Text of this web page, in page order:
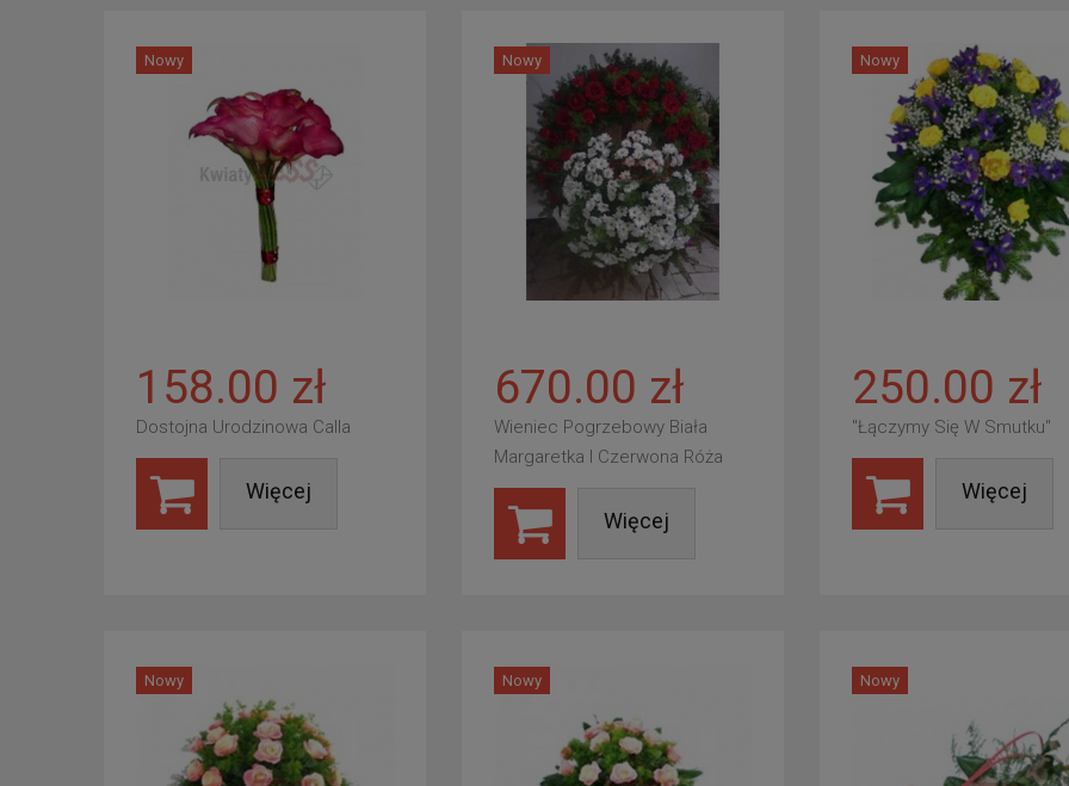
Nowy
158.00 zł
Dostojna Urodzinowa Calla
Więcej
Nowy
670.00 zł
Wieniec Pogrzebowy Biała
Margaretka I Czerwona Róża
Więcej
Nowy
250.00 zł
"Łączymy Się W Smutku"
Więcej
Nowy Nowy Nowy